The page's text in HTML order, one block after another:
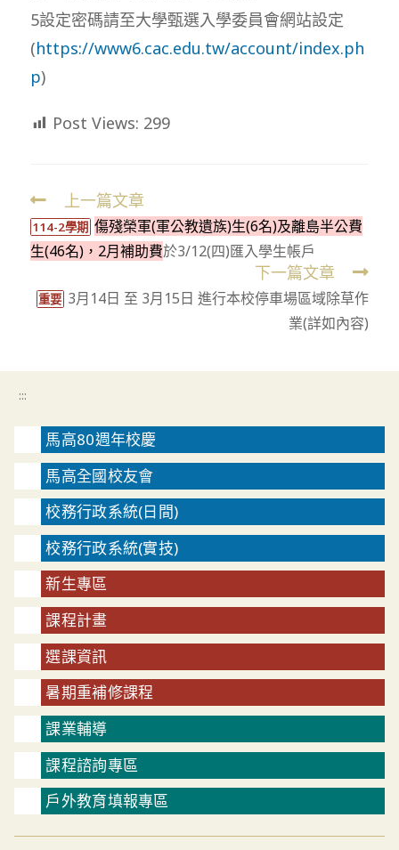
5設定密碼請至大學甄選入學委員會網站設定
(https://www6.cac.edu.tw/account/index.ph
p)
Post Views: 299
Read
more
articles
上一篇文章
114-2學期 傷殘榮軍(軍公教遺族)生(6名)及離島半公費
生(46名)，2月補助費於3/12(四)匯入學生帳戶
下一篇文章
重要 3月14日 至 3月15日 進行本校停車場區域除草作
業(詳如內容)
:::
馬高80週年校慶
馬高全國校友會
校務行政系統(日間)
校務行政系統(實技)
新生專區
課程計畫
選課資訊
暑期重補修課程
課業輔導
課程諮詢專區
戶外教育填報專區